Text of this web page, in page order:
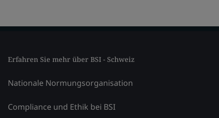
Erfahren Sie mehr über BSI - Schweiz
Nationale Normungsorganisation
Compliance und Ethik bei BSI